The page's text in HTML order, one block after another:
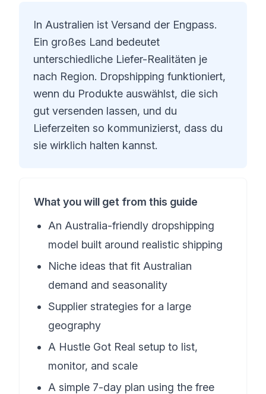
In Australien ist Versand der Engpass.
Ein großes Land bedeutet
unterschiedliche Liefer-Realitäten je
nach Region. Dropshipping funktioniert,
wenn du Produkte auswählst, die sich
gut versenden lassen, und du
Lieferzeiten so kommunizierst, dass du
sie wirklich halten kannst.
What you will get from this guide
An Australia-friendly dropshipping
model built around realistic shipping
Niche ideas that fit Australian
demand and seasonality
Supplier strategies for a large
geography
A Hustle Got Real setup to list,
monitor, and scale
A simple 7-day plan using the free